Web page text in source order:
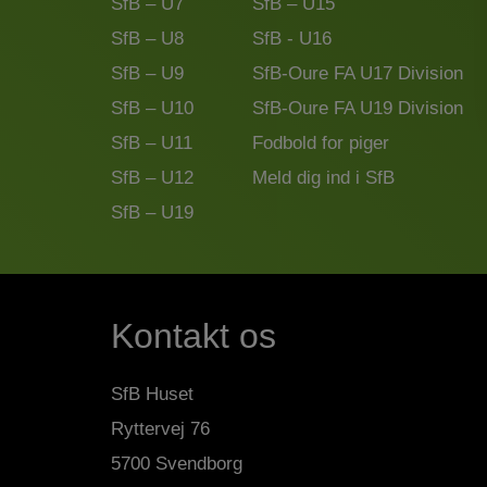
SfB – U8
SfB – U9
SfB – U10
SfB – U11
SfB – U12
SfB – U19
SfB - U16
SfB-Oure FA U17 Division
SfB-Oure FA U19 Division
Fodbold for piger
Meld dig ind i SfB
Kontakt os
SfB Huset
Ryttervej 76
5700 Svendborg